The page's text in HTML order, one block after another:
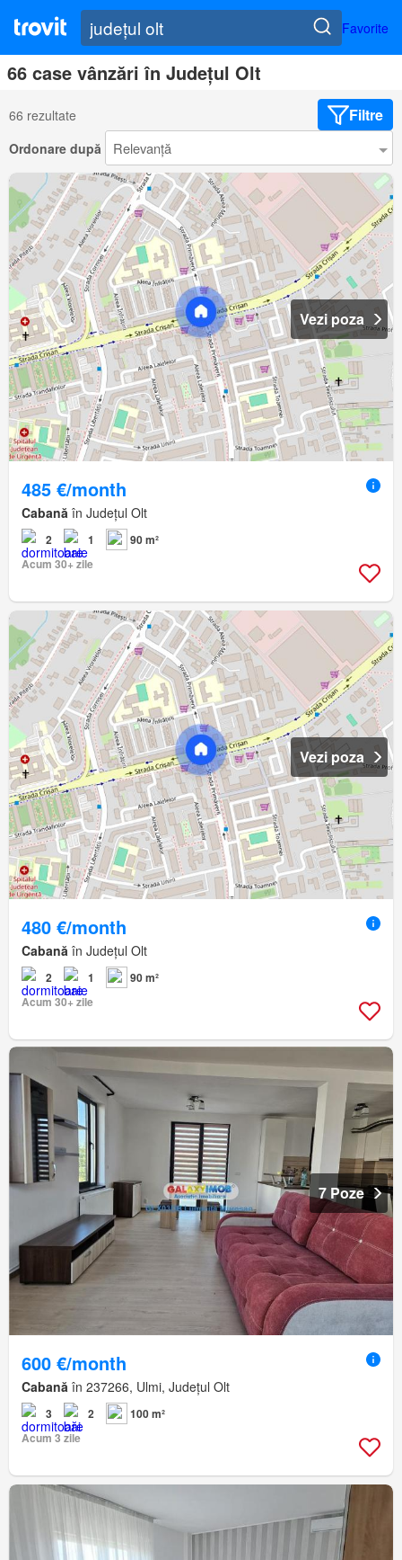
Favorite
66 case vânzări în Județul Olt
66 rezultate Filtre
Ordonare după
Vezi poza
485 €/month
Cabană în Județul Olt
2 1
90 m²
Acum 30+ zile
Vezi poza
480 €/month
Cabană în Județul Olt
2 1
90 m²
Acum 30+ zile
7 Poze
600 €/month
Cabană în 237266, Ulmi, Județul Olt
3 2
100 m²
Acum 3 zile